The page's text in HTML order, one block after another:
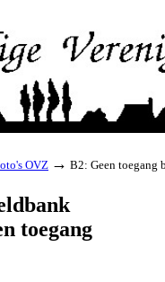
OVZ → B2: Geen toegang
toegang